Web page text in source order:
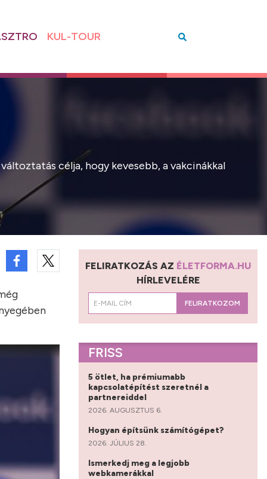
KUL-TOUR
célja, hogy kevesebb, a vakcinákkal
FELIRATKOZÁS AZ ÉLETFORMA.HU
HÍRLEVELÉRE
FELIRATKOZOM
FRISS
5 ötlet, ha prémiumabb
kapcsolatépítést szeretnél a
partnereiddel
2026. AUGUSZTUS 6.
Hogyan építsünk számítógépet?
2026. JÚLIUS 28.
Ismerkedj meg a legjobb
webkamerákkal